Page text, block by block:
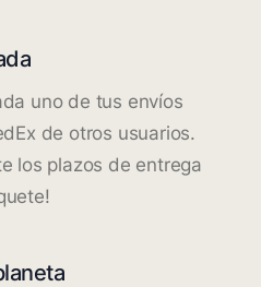
uno de tus envíos
de otros usuarios.
los plazos de entrega